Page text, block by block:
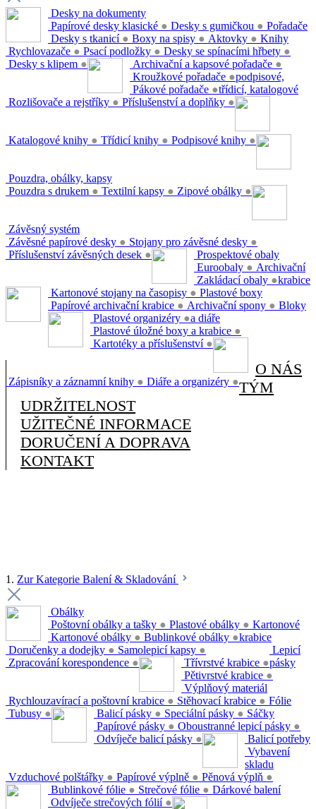
Desky na dokumenty
Papírové desky klasické ● Desky s gumičkou ●
Desky s tkanicí ● Boxy na spisy ● Aktovky ●
Rychlovazače ● Psací podložky ● Desky se spínacími hřbety ●
Desky s klipem ●
Pořadače
Archivační a kapsové pořadače ●
Kroužkové pořadače ●
Pákové pořadače ●
Rozlišovače a rejstříky ● Příslušenství a doplňky ●
Knihy
podpisové,
třídicí, katalogové
Katalogové knihy ● Třídicí knihy ● Podpisové knihy ●
Pouzdra, obálky, kapsy
Pouzdra s drukem ● Textilní kapsy ● Zipové obálky ●
Závěsný systém
Závěsné papírové desky ● Stojany pro závěsné desky ●
Příslušenství závěsných desek ●
Prospektové obaly
Euroobaly ●
Zakládací obaly ●
Archivační
krabice
Kartonové stojany na časopisy ●
Papírové archivační krabice ● Archivační spony ●
Plastové boxy
Plastové organizéry ●
Plastové úložné boxy a krabice ●
Kartotéky a příslušenství ●
Bloky
a diáře
Zápisníky a záznamní knihy ● Diáře a organizéry ●
O NÁS
TÝM
UDRŽITELNOST
UŽITEČNÉ INFORMACE
DORUČENÍ A DOPRAVA
KONTAKT
1. Zur Kategorie Balení & Skladování
Obálky
Poštovní obálky a tašky ● Plastové obálky ●
Kartonové obálky ● Bublinkové obálky ●
Doručenky a dodejky ● Samolepicí kapsy ●
Zpracování korespondence ●
Kartonové
krabice
Třívrstvé krabice ●
Pětivrstvé krabice ●
Rychlouzavírací a poštovní krabice ● Stěhovací krabice ●
Tubusy ●
Lepicí
pásky
Balicí pásky ● Speciální pásky ●
Papírové pásky ● Oboustranné lepicí pásky ●
Odvíječe balicí pásky ●
Výplňový materiál
Vzduchové polštářky ● Papírové výplně ● Pěnová výplň ●
Fólie
Bublinkové fólie ● Strečové fólie ●
Odvíječe strečových fólií ●
Sáčky
Balicí potřeby
Vybavení
skladu
Dárkové balení